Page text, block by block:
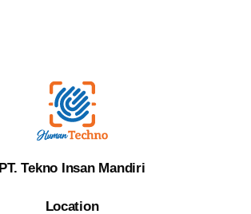
PT. Tekno Insan Mandiri
Location